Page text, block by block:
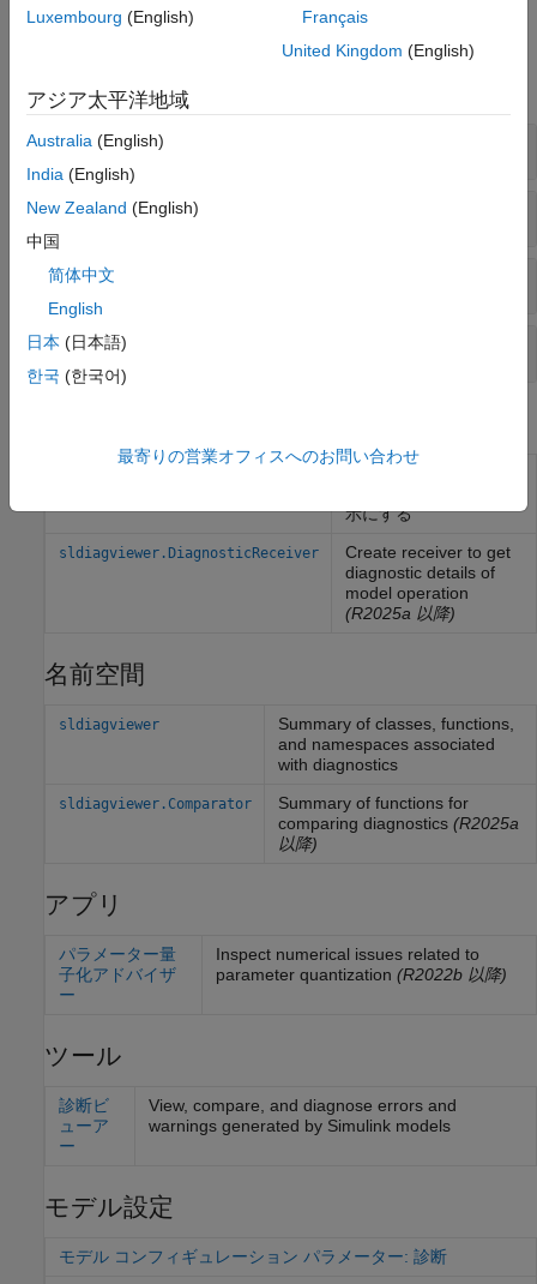
診断ビューアー
診断比較ツール
診断の非表示
モデルの解析
示にする
sldiagviewer.DiagnosticReceiver
Create receiver to get
diagnostic details of
model operation
(R2025a 以降)
名前空間
sldiagviewer
Summary of classes, functions,
and namespaces associated
with diagnostics
sldiagviewer.Comparator
Summary of functions for
comparing diagnostics(R2025a
以降)
アプリ
パラメーター量
子化アドバイザ
ー
Inspect numerical issues related to
parameter quantization (R2022b 以降)
ツール
診断ビ
ューア
ー
View, compare, and diagnose errors and
warnings generated by Simulinkmodels
モデル設定
モデル コンフィギュレーション パラメーター: 診断
Luxembourg (English)
Français
United Kingdom (English)
アジア太平洋地域
Australia (English)
India (English)
New Zealand (English)
中国
简体中文
English
日本 (日本語)
한국 (한국어)
最寄りの営業オフィスへのお問い合わせ